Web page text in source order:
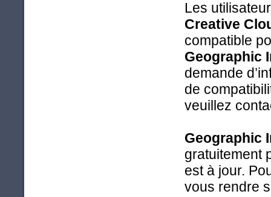
Les
Creative
compatible
Geographic
demande
de
veuillez
Geographic
gratuitement
est à jour.
vous rendre